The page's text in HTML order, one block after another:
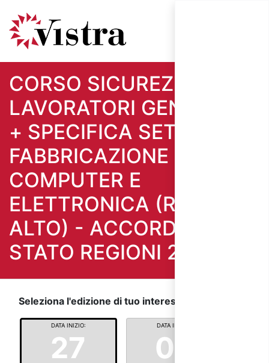
CORSO SICUREZZA
LAVORATORI GENERALE
+ SPECIFICA SETTORE
FABBRICAZIONE
COMPUTER E
ELETTRONICA (RISCHIO
ALTO) - ACCORDO
STATO REGIONI 2025